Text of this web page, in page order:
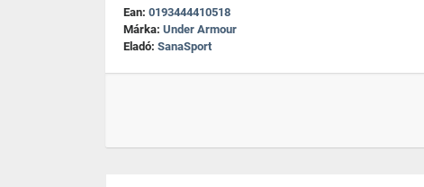
Ean: 0193444410518
Márka: Under Armour
Eladó: SanaSport